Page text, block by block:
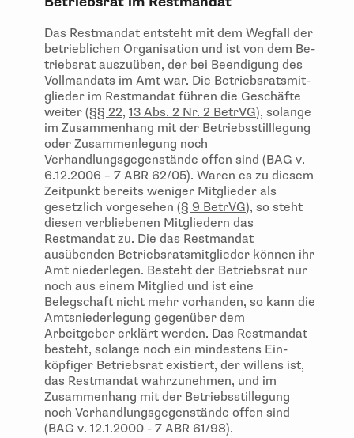
Das Restmandat entsteht mit dem Wegfall der
betrieblichen Organisation und ist von dem Be-
triebsrat auszuüben, der bei Beendigung des
Vollmandats im Amt war. Die Betriebsratsmit-
glieder im Restmandat führen die Geschäfte
weiter (§§ 22, 13 Abs. 2 Nr. 2 BetrVG), solange
im Zusammenhang mit der Betriebsstilllegung
oder Zusammenlegung noch
Verhandlungsgegenstände offen sind (BAG v.
6.12.2006 – 7 ABR 62/05). Waren es zu diesem
Zeitpunkt bereits weniger Mitglieder als
gesetzlich vorgesehen (§ 9 BetrVG), so steht
diesen verbliebenen Mitgliedern das
Restmandat zu. Die das Restmandat
ausübenden Betriebsratsmitglieder können ihr
Amt niederlegen. Besteht der Betriebsrat nur
noch aus einem Mitglied und ist eine
Belegschaft nicht mehr vorhanden, so kann die
Amtsniederlegung gegenüber dem
Arbeitgeber erklärt werden. Das Restmandat
besteht, solange noch ein mindestens Ein-
köpfiger Betriebsrat existiert, der willens ist,
das Restmandat wahrzunehmen, und im
Zusammenhang mit der Betriebsstillegung
noch Verhandlungsgegenstände offen sind
(BAG v. 12.1.2000 - 7 ABR 61/98).